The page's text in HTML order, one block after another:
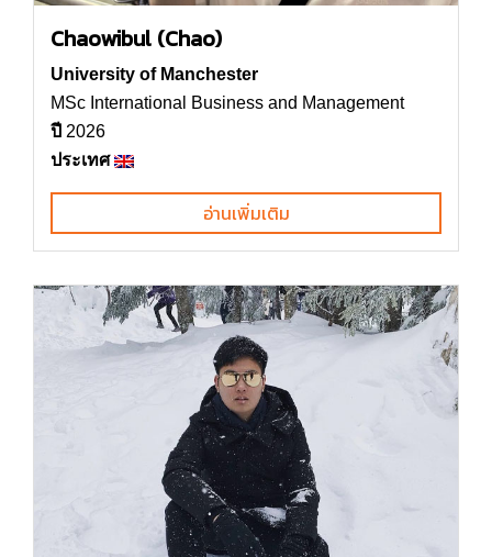
Chaowibul (Chao)
University of Manchester
MSc International Business and Management
ปี 2026
ประเทศ
อ่านเพิ่มเติม